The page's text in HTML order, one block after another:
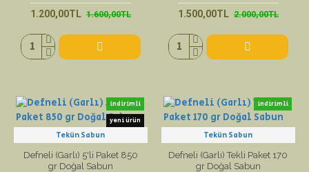
1.200,00TL 1.600,00TL 1.500,00TL 2.000,00TL
indirimli
yeni ürün
Tekün Sabun
Defneli (Garlı) 5'li Paket 850
gr Doğal Sabun
indirimli
Tekün Sabun
Defneli (Garlı) Tekli Paket 170
gr Doğal Sabun